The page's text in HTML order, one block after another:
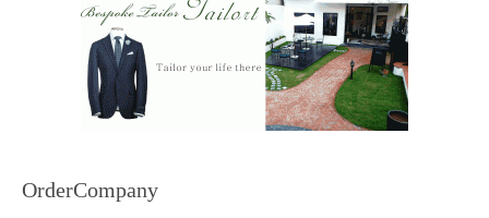
OrderCompany